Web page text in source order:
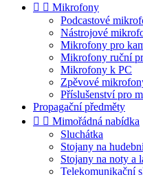
  Mikrofony
Podcastové
Nástrojové
Mikrofony pro
Mikrofony ruční
Mikrofony k PC
Zpěvové
Příslušenství pro
Propagační předměty
  Mimořádná nabídka
Sluchátka
Stojany na
Stojany na noty a
Telekomunikační